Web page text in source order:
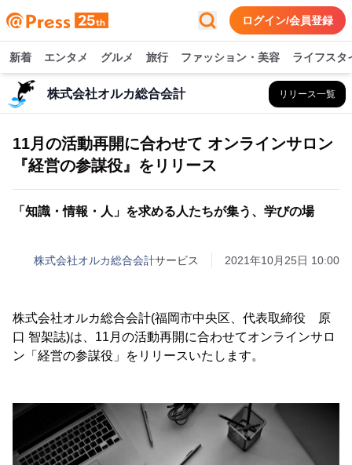
ログイン/会員登録
新着 エンタメ グルメ 旅行 ファッション・美容 ライフスタ
株式会社オルカ総合会計 リリース一覧
11月の活動再開に合わせて オンラインサロン
『経営の参謀役』をリリース
「知識・情報・人」を求める人たちが集う、学びの場
株式会社オルカ総合会計サービス 2021年10月25日 10:00
株式会社オルカ総合会計(福岡市中央区、代表取締役 原
口 智架誌)は、11月の活動再開に合わせてオンラインサロ
ン「経営の参謀役」をリリースいたします。